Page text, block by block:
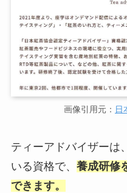
画像引用元： 日
ティーアドバイザーは
いる資格で、 養成研修
できます。